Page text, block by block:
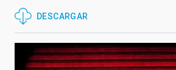
DESCARGAR